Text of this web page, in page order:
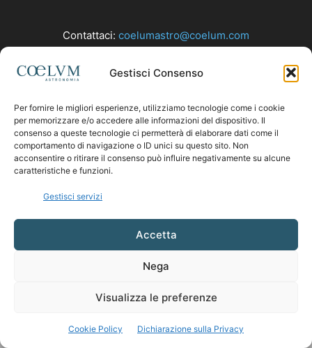
Gestisci Consenso
Per fornire le migliori esperienze, utilizziamo tecnologie come i cookie
per memorizzare e/o accedere alle informazioni del dispositivo. Il
consenso a queste tecnologie ci permetterà di elaborare dati come il
comportamento di navigazione o ID unici su questo sito. Non
acconsentire o ritirare il consenso può influire negativamente su alcune
caratteristiche e funzioni.
Gestisci servizi
Accetta
Nega
Visualizza le preferenze
Cookie Policy Dichiarazione sulla Privacy
Contattaci: coelumastro@coelum.com
SEGUICI